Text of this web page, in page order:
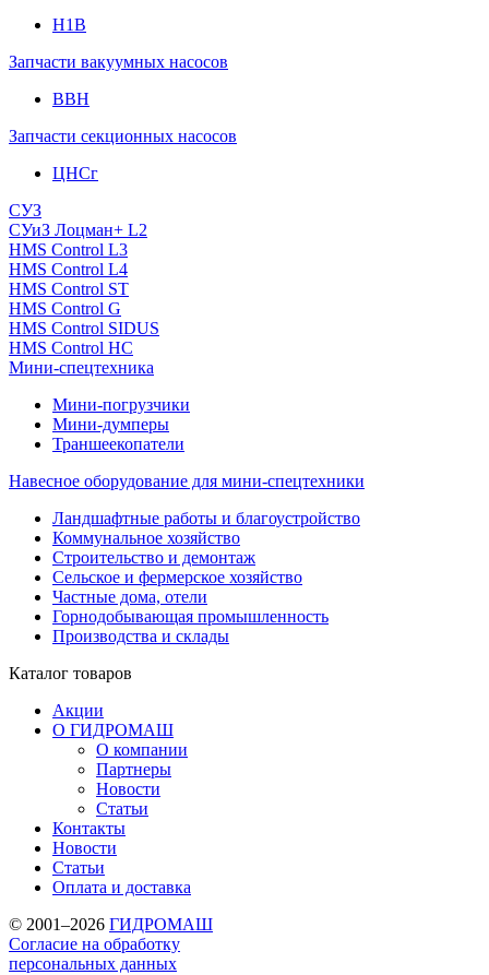
Н1В
Запчасти вакуумных насосов
ВВН
Запчасти секционных насосов
ЦНСг
СУЗ
СУиЗ Лоцман+ L2
HMS Control L3
HMS Control L4
HMS Control ST
HMS Control G
HMS Control SIDUS
HMS Control HC
Мини-спецтехника
Мини-погрузчики
Мини-думперы
Траншеекопатели
Навесное оборудование для мини-спецтехники
Ландшафтные работы и благоустройство
Коммунальное хозяйство
Строительство и демонтаж
Сельское и фермерское хозяйство
Частные дома, отели
Горнодобывающая промышленность
Производства и склады
Каталог товаров
Акции
О ГИДРОМАШ
О компании
Партнеры
Новости
Статьи
Контакты
Новости
Статьи
Оплата и доставка
© 2001–2026 ГИДРОМАШ
Согласие на обработку
персональных данных